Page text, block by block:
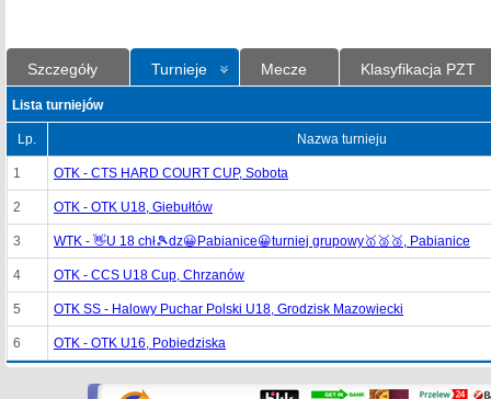
Szczegóły Turnieje Mecze Klasyfikacja PZT
Lista turniejów
Lp. Nazwa turnieju
1 OTK - CTS HARD COURT CUP, Sobota
2 OTK - OTK U18, Giebułtów
3 WTK - 👋U 18 chł🎾dz😀Pabianice😀turniej grupowy🥇🥈🥉, Pabianice
4 OTK - CCS U18 Cup, Chrzanów
5 OTK SS - Halowy Puchar Polski U18, Grodzisk Mazowiecki
6 OTK - OTK U16, Pobiedziska